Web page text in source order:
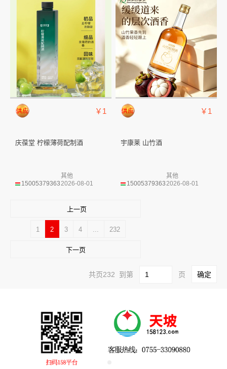
￥1
庆葆堂 柠檬薄荷配制酒
15005379363
其他
2026-08-01
￥1
宇康莱 山竹酒
15005379363
其他
2026-08-01
上一页
1 2 3 4 232
下一页
共页232 到第 页